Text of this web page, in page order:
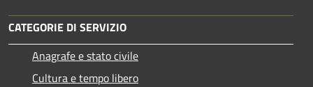
CATEGORIE DI SERVIZIO
Anagrafe e stato civile
Cultura e tempo libero